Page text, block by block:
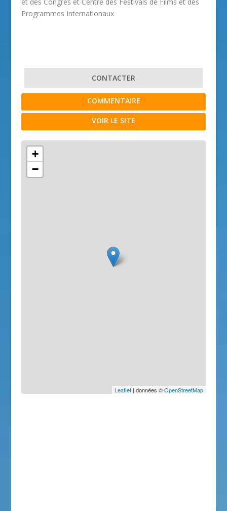
Programmes Internationaux
CONTACTER
COMMENTAIRE
VOIR LE SITE
+
−
Leaflet| données ©OpenStreetMap